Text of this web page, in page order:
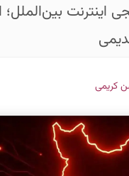
اینترنت بین‌الملل؛
کریمی